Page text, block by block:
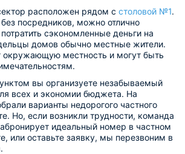
расположен рядом с столовой №1.
посредников, можно отлично
сэкономленные деньги на
домов обычно местные жители.
окружающую местность и могут быть
вы организуете незабываемый
всех и экономии бюджета. На
варианты недорогого частного
Но, если возникли трудности, команда
идеальный номер в частном
или оставьте заявку, мы перезвоним в